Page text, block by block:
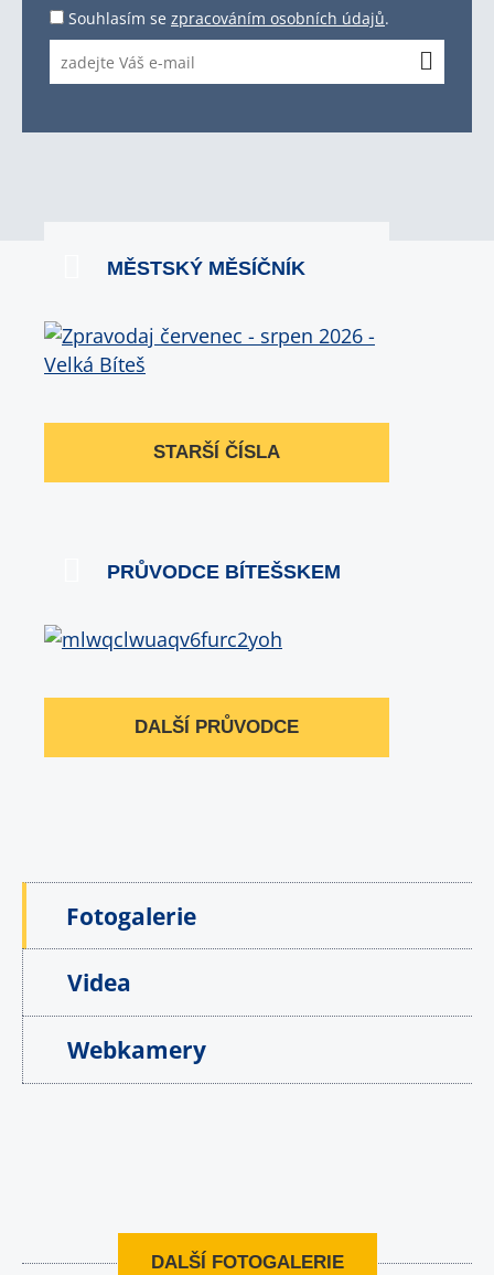
Souhlasím se zpracováním osobních údajů.
MĚSTSKÝ MĚSÍČNÍK
STARŠÍ ČÍSLA
PRŮVODCE BÍTEŠSKEM
DALŠÍ PRŮVODCE
Fotogalerie
Videa
Webkamery
DALŠÍ FOTOGALERIE